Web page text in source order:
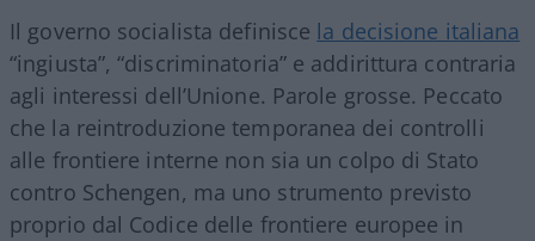
Il governo socialista definisce la decisione italiana
“ingiusta”, “discriminatoria” e addirittura contraria
agli interessi dell’Unione. Parole grosse. Peccato
che la reintroduzione temporanea dei controlli
alle frontiere interne non sia un colpo di Stato
contro Schengen, ma uno strumento previsto
proprio dal Codice delle frontiere europee in